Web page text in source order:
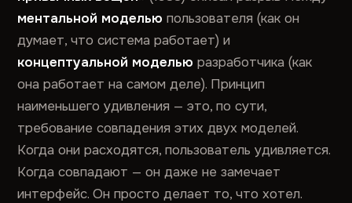
ментальной моделью пользователя (как он
думает, что система работает) и
концептуальной моделью разработчика (как
она работает на самом деле). Принцип
наименьшего удивления — это, по сути,
требование совпадения этих двух моделей.
Когда они расходятся, пользователь удивляется.
Когда совпадают — он даже не замечает
интерфейс. Он просто делает то, что хотел.